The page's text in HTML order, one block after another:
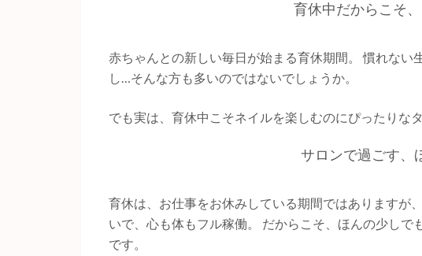
育休中だからこそ
赤ちゃんとの新しい毎日が始まる育休期間。 慣れな
し…そんな方も多いのではないでしょうか。
でも実は、育休中こそネイルを楽しむのにぴったりな
サロンで過ごす、
育休は、お仕事をお休みしている期間ではありますが
いで、心も体もフル稼働。 だからこそ、ほんの少し
です。